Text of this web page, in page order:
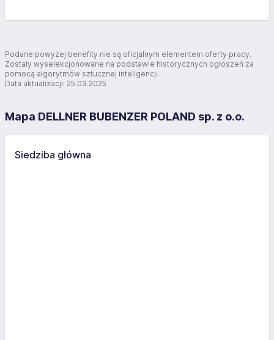
Podane powyżej benefity nie są oficjalnym elementem oferty pracy.
Zostały wyselekcjonowane na podstawie historycznych ogłoszeń za
pomocą algorytmów sztucznej inteligencji.
Data aktualizacji: 25.03.2025
Mapa DELLNER BUBENZER POLAND sp. z o.o.
Siedziba główna